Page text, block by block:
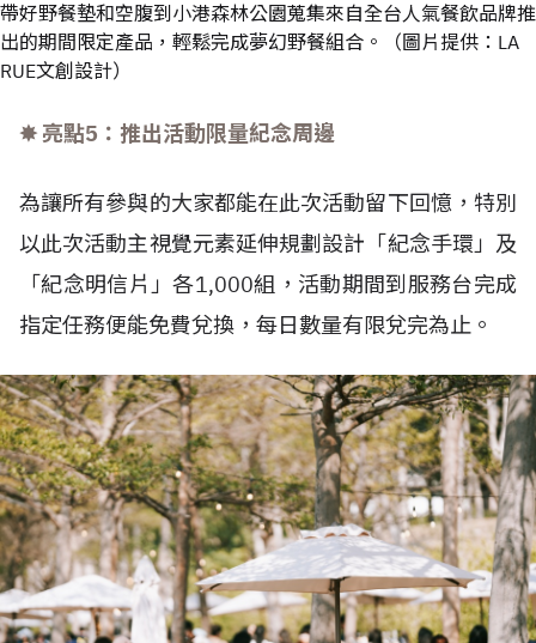
帶好野餐墊和空腹到小港森林公園蒐集來自全台人氣餐飲品牌推
出的期間限定產品，輕鬆完成夢幻野餐組合。（圖片提供：LA
RUE文創設計）
✸ 亮點5：推出活動限量紀念周邊
為讓所有參與的大家都能在此次活動留下回憶，特別
以此次活動主視覺元素延伸規劃設計「紀念手環」及
「紀念明信片」各1,000組，活動期間到服務台完成
指定任務便能免費兌換，每日數量有限兌完為止。